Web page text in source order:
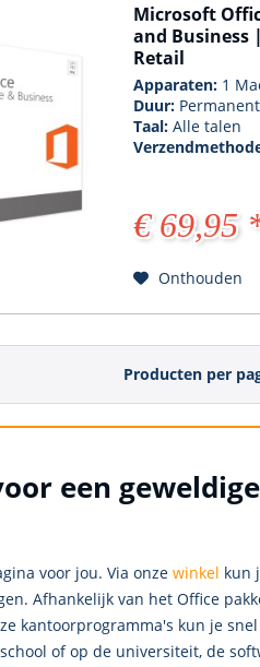
Microsoft
and Business
Retail
Apparaten: 1
Duur:
Taal:Alle talen
€ 69,95
Onthouden
Producten per
een
voor jou. Via onze winkel kun
Afhankelijk van het Office
kantoorprogramma's kun je
of op de universiteit, de